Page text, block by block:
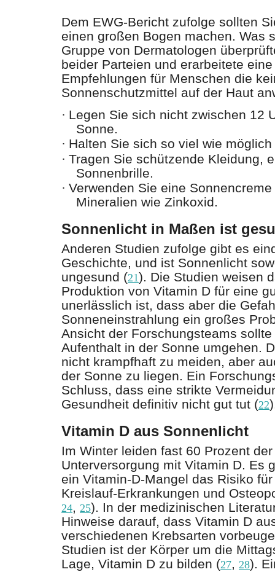
Dem EWG-Bericht zufolge sollten
einen großen Bogen machen. Was
Gruppe von Dermatologen
beider Parteien und erarbeitete
Empfehlungen für Menschen die
Sonnenschutzmittel auf der Haut
· Legen Sie sich nicht zwischen 12
Sonne.
· Halten Sie sich so viel wie
· Tragen Sie schützende Kleidung,
Sonnenbrille.
· Verwenden Sie eine
Mineralien wie Zinkoxid.
Sonnenlicht in Maßen ist
Anderen Studien zufolge gibt es
Geschichte, und ist Sonnenlicht
ungesund (21). Die Studien weisen
Produktion von Vitamin D für eine
unerlässlich ist, dass aber die
Sonneneinstrahlung ein großes
Ansicht der Forschungsteams
Aufenthalt in der Sonne umgehen.
nicht krampfhaft zu meiden, aber
der Sonne zu liegen. Ein
Schluss, dass eine strikte
Gesundheit definitiv nicht gut tut (22
Vitamin D aus Sonnenlicht
Im Winter leiden fast 60 Prozent
Unterversorgung mit Vitamin D. Es
ein Vitamin-D-Mangel das Risiko
Kreislauf-Erkrankungen und
24, 25). In der medizinischen
Hinweise darauf, dass Vitamin D
verschiedenen Krebsarten
Studien ist der Körper um die
Lage, Vitamin D zu bilden (27, 28).